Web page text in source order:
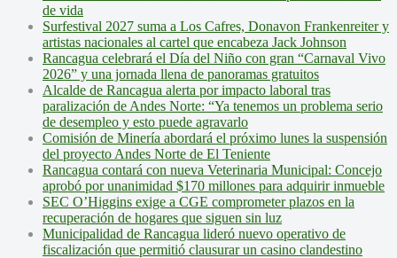
de vida
Surfestival 2027 suma a Los Cafres, Donavon Frankenreiter y
artistas nacionales al cartel que encabeza Jack Johnson
Rancagua celebrará el Día del Niño con gran “Carnaval Vivo
2026” y una jornada llena de panoramas gratuitos
Alcalde de Rancagua alerta por impacto laboral tras
paralización de Andes Norte: “Ya tenemos un problema serio
de desempleo y esto puede agravarlo
Comisión de Minería abordará el próximo lunes la suspensión
del proyecto Andes Norte de El Teniente
Rancagua contará con nueva Veterinaria Municipal: Concejo
aprobó por unanimidad $170 millones para adquirir inmueble
SEC O’Higgins exige a CGE comprometer plazos en la
recuperación de hogares que siguen sin luz
Municipalidad de Rancagua lideró nuevo operativo de
fiscalización que permitió clausurar un casino clandestino